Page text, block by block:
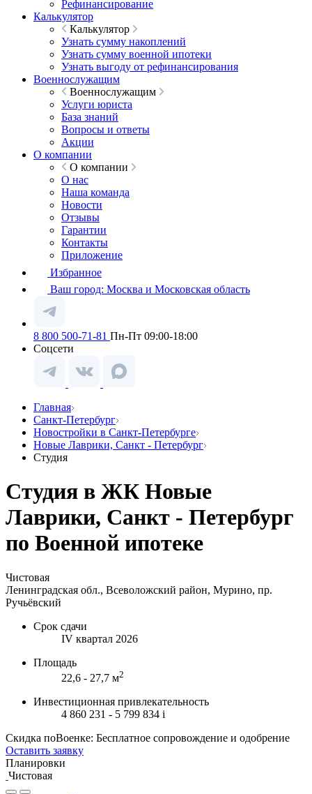
Рефинансирование
Калькулятор
Калькулятор
Узнать сумму накоплений
Узнать сумму военной ипотеки
Узнать выгоду от рефинансирования
Военнослужащим
Военнослужащим
Услуги юриста
База знаний
Вопросы и ответы
Акции
О компании
О компании
О нас
Наша команда
Новости
Отзывы
Гарантии
Контакты
Приложение
Избранное
Ваш город: Москва и Московская область
8 800 500-71-81 Пн-Пт 09:00-18:00
Соцсети
Главная
Санкт-Петербург
Новостройки в Санкт-Петербурге
Новые Лаврики, Санкт - Петербург
Студия
Студия в ЖК Новые
Лаврики, Санкт - Петербург
по Военной ипотеке
Чистовая
Ленинградская обл., Всеволожский район, Мурино, пр.
Ручьёвский
Срок сдачи
IV квартал 2026
Площадь
22,6 - 27,7 м2
Инвестиционная привлекательность
4 860 231 - 5 799 834 i
Скидка поВоенке: Бесплатное сопровождение и одобрение
Оставить заявку
Планировки
Чистовая